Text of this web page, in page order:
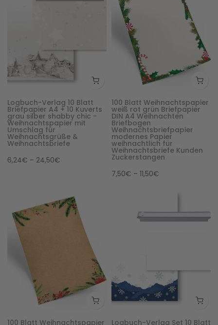
Logbuch-Verlag 10 Blatt
Briefpapier A4 + 10 Kuverts
grau silber shabby chic -
Weihnachtspapier mit
Umschlag für
Weihnachtsgrüße &
Weihnachtsbriefe
6,24€ – 24,50€
100 Blatt Weihnachtspapier
weiß rot grün Briefpapier
DIN A4 Weihnachten
Briefbogen
Weihnachtsbriefpapier
modernes Papier
weihnachtlich für
Weihnachtsbriefe Kunden
Zuckerstangen
7,50€ – 11,50€
100 Blatt Weihnachtspapier Logbuch-Verlag Set 10 Blatt